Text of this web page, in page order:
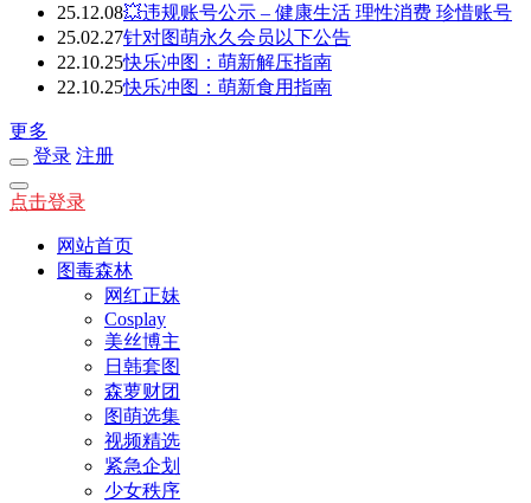
25.12.08💥违规账号公示 – 健康生活 理性消费 珍惜账号
25.02.27针对图萌永久会员以下公告
22.10.25快乐冲图：萌新解压指南
22.10.25快乐冲图：萌新食用指南
更多
登录 注册
点击登录
网站首页
图毒森林
网红正妹
Cosplay
美丝博主
日韩套图
森萝财团
图萌选集
视频精选
紧急企划
少女秩序